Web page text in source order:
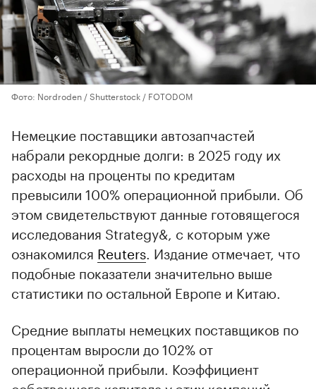
Фото: Nordroden / Shutterstock / FOTODOM
Немецкие поставщики автозапчастей
набрали рекордные долги: в 2025 году их
расходы на проценты по кредитам
превысили 100% операционной прибыли. Об
этом свидетельствуют данные готовящегося
исследования Strategy&, с которым уже
ознакомился Reuters. Издание отмечает, что
подобные показатели значительно выше
статистики по остальной Европе и Китаю.
Средние выплаты немецких поставщиков по
процентам выросли до 102% от
операционной прибыли. Коэффициент